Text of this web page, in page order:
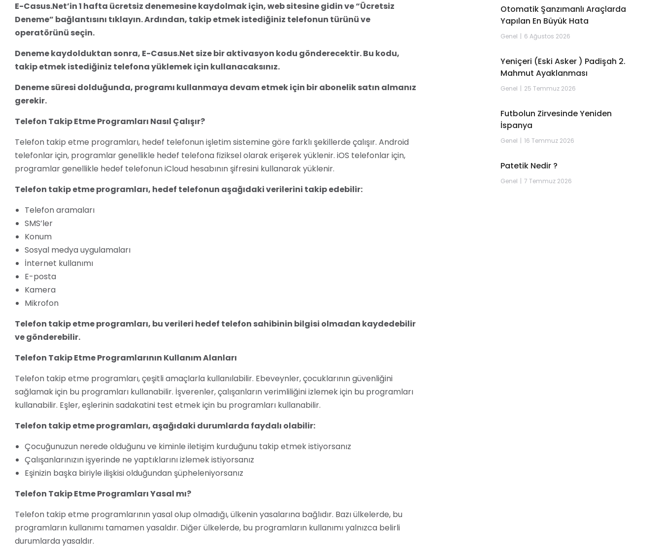
E-Casus.Net’in 1 hafta ücretsiz denemesine kaydolmak için, web sitesine gidin ve “Ücretsiz
Deneme” bağlantısını tıklayın. Ardından, takip etmek istediğiniz telefonun türünü ve
operatörünü seçin.
Deneme kaydolduktan sonra, E-Casus.Net size bir aktivasyon kodu gönderecektir. Bu kodu,
takip etmek istediğiniz telefona yüklemek için kullanacaksınız.
Deneme süresi dolduğunda, programı kullanmaya devam etmek için bir abonelik satın almanız
gerekir.
Telefon Takip Etme Programları Nasıl Çalışır?
Telefon takip etme programları, hedef telefonun işletim sistemine göre farklı şekillerde çalışır. Android
telefonlar için, programlar genellikle hedef telefona fiziksel olarak erişerek yüklenir. iOS telefonlar için,
programlar genellikle hedef telefonun iCloud hesabının şifresini kullanarak yüklenir.
Telefon takip etme programları, hedef telefonun aşağıdaki verilerini takip edebilir:
Telefon aramaları
SMS’ler
Konum
Sosyal medya uygulamaları
İnternet kullanımı
E-posta
Kamera
Mikrofon
Telefon takip etme programları, bu verileri hedef telefon sahibinin bilgisi olmadan kaydedebilir
ve gönderebilir.
Telefon Takip Etme Programlarının Kullanım Alanları
Telefon takip etme programları, çeşitli amaçlarla kullanılabilir. Ebeveynler, çocuklarının güvenliğini
sağlamak için bu programları kullanabilir. İşverenler, çalışanların verimliliğini izlemek için bu programları
kullanabilir. Eşler, eşlerinin sadakatini test etmek için bu programları kullanabilir.
Telefon takip etme programları, aşağıdaki durumlarda faydalı olabilir:
Çocuğunuzun nerede olduğunu ve kiminle iletişim kurduğunu takip etmek istiyorsanız
Çalışanlarınızın işyerinde ne yaptıklarını izlemek istiyorsanız
Eşinizin başka biriyle ilişkisi olduğundan şüpheleniyorsanız
Telefon Takip Etme Programları Yasal mı?
Telefon takip etme programlarının yasal olup olmadığı, ülkenin yasalarına bağlıdır. Bazı ülkelerde, bu
programların kullanımı tamamen yasaldır. Diğer ülkelerde, bu programların kullanımı yalnızca belirli
durumlarda yasaldır.
Otomatik Şanzımanlı Araçlarda
Yapılan En Büyük Hata
Genel 6 Ağustos 2026
Yeniçeri (Eski Asker ) Padişah 2.
Mahmut Ayaklanması
Genel 25 Temmuz 2026
Futbolun Zirvesinde Yeniden
İspanya
Genel 16 Temmuz 2026
Patetik Nedir ?
Genel 7 Temmuz 2026